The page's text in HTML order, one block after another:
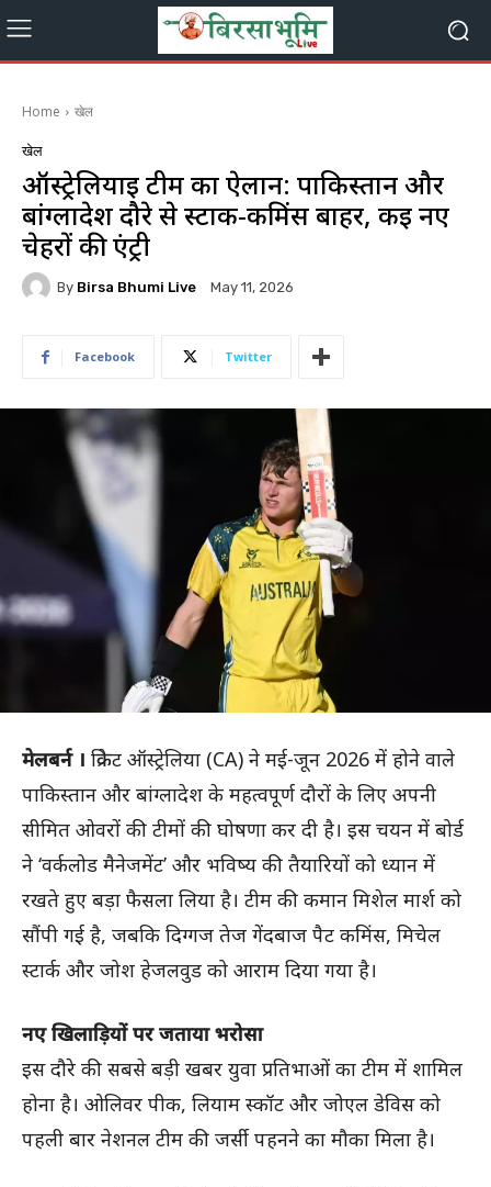
Home खेल
खेल
ऑस्ट्रेलियाई टीम का ऐलान: पाकिस्तान और
बांग्लादेश दौरे से स्टार्क-कमिंस बाहर, कई नए
चेहरों की एंट्री
By Birsa Bhumi Live May 11, 2026
Facebook Twitter
मेलबर्न । क्रिकेट ऑस्ट्रेलिया (CA) ने मई-जून 2026 में होने वाले
पाकिस्तान और बांग्लादेश के महत्वपूर्ण दौरों के लिए अपनी
सीमित ओवरों की टीमों की घोषणा कर दी है। इस चयन में बोर्ड
ने ‘वर्कलोड मैनेजमेंट’ और भविष्य की तैयारियों को ध्यान में
रखते हुए बड़ा फैसला लिया है। टीम की कमान मिशेल मार्श को
सौंपी गई है, जबकि दिग्गज तेज गेंदबाज पैट कमिंस, मिचेल
स्टार्क और जोश हेजलवुड को आराम दिया गया है।
नए खिलाड़ियों पर जताया भरोसा
इस दौरे की सबसे बड़ी खबर युवा प्रतिभाओं का टीम में शामिल
होना है। ओलिवर पीक, लियाम स्कॉट और जोएल डेविस को
पहली बार नेशनल टीम की जर्सी पहनने का मौका मिला है।